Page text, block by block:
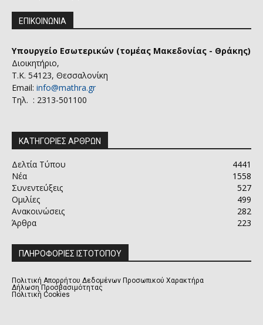
ΕΠΙΚΟΙΝΩΝΙΑ
Υπουργείο Εσωτερικών (τομέας Μακεδονίας - Θράκης)
Διοικητήριο,
Τ.Κ. 54123, Θεσσαλονίκη
Email: info@mathra.gr
Τηλ. : 2313-501100
ΚΑΤΗΓΟΡΙΕΣ ΑΡΘΡΩΝ
Δελτία Τύπου
4441
Νέα
1558
Συνεντεύξεις
527
Ομιλίες
499
Ανακοινώσεις
282
Άρθρα
223
ΠΛΗΡΟΦΟΡΙΕΣ ΙΣΤΟΤΟΠΟΥ
Πολιτική Απορρήτου Δεδομένων Προσωπικού Χαρακτήρα
Δήλωση Προσβασιμότητας
Πολιτική Cookies